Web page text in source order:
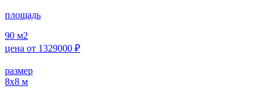
площадь
90 м2
цена от 1329000 ₽
размер
8х8 м